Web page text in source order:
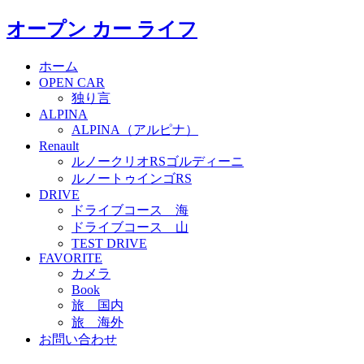
オープン カー ライフ
ホーム
OPEN CAR
独り言
ALPINA
ALPINA（アルピナ）
Renault
ルノークリオRSゴルディーニ
ルノートゥインゴRS
DRIVE
ドライブコース 海
ドライブコース 山
TEST DRIVE
FAVORITE
カメラ
Book
旅 国内
旅 海外
お問い合わせ